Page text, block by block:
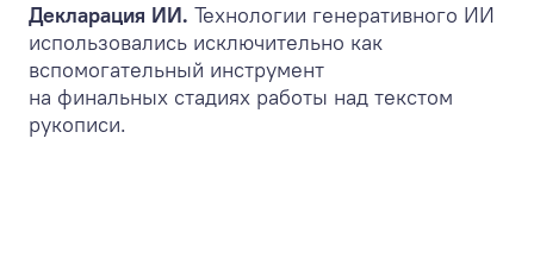
Декларация ИИ. Технологии генеративного ИИ
использовались исключительно как
вспомогательный инструмент
на финальных стадиях работы над текстом
рукописи.